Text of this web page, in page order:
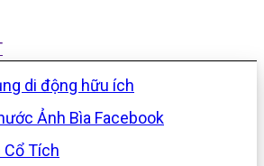
di động hữu ích
Ảnh Bìa Facebook
Cổ Tích